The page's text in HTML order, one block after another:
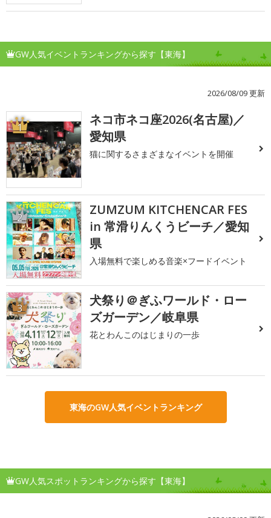
GW人気イベントランキングから探す【東海】
2026/08/09 更新
1
ネコ市ネコ座2026(名古屋)／
愛知県
猫に関するさまざまなイベントを開催
2
ZUMZUM KITCHENCAR FES
in 常滑りんくうビーチ／愛知
県
入場無料で楽しめる音楽×フードイベント
3
犬祭り＠ぎふワールド・ロー
ズガーデン／岐阜県
花とわんこのはじまりの一歩
東海のGW人気イベントランキング
GW人気スポットランキングから探す【東海】